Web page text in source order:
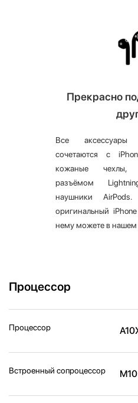
Прекрасно
Все аксессуары
сочетаются с
кожаные чехлы,
разъёмом
наушники
оригинальный
нему можете в нашем
Процессор
Процессор
Встроенный сопроцессор M10